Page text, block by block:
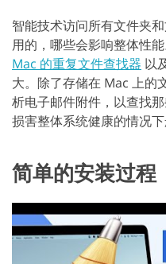
智能技术访问所有文件夹
用的，哪些会影响整体性
Mac 的重复文件查找器 以
大。除了存储在 Mac 上的
析电子邮件附件，以查找
损害整体系统健康的情况下
简单的安装过程